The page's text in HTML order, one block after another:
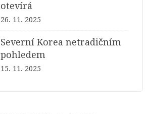
otevírá
26. 11. 2025
Severní Korea netradičním
pohledem
15. 11. 2025